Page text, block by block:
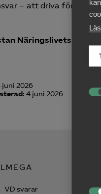
– att driva
Näringslivets
juni 2026
4 juni 2026
VD svarar